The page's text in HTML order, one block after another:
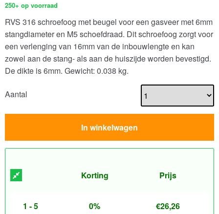
250+ op voorraad
RVS 316 schroefoog met beugel voor een gasveer met 6mm
stangdiameter en M5 schoefdraad. Dit schroefoog zorgt voor
een verlenging van 16mm van de inbouwlengte en kan
zowel aan de stang- als aan de huiszijde worden bevestigd.
De dikte is 6mm. Gewicht: 0.038 kg.
Aantal
In winkelwagen
Korting Prijs
1 - 5 0% €26,26